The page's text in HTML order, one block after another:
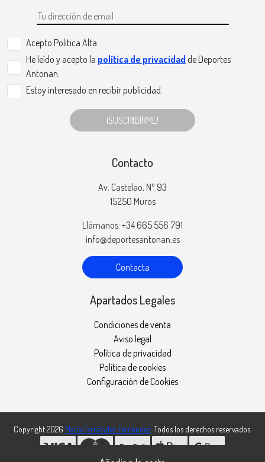
Acepto Politica Alta
He leído y acepto la política de privacidad de Deportes
Antonan.
Estoy interesado en recibir publicidad.
¡SUSCRIBIRME!
Contacto
Av. Castelao, Nº 93
15250 Muros
Llámanos: +34 665 556 791
info@deportesantonan.es
Contacta
Apartados Legales
Condiciones de venta
Aviso legal
Política de privacidad
Política de cookies
Configuración de Cookies
Copyright 2026 María Fernández Fernández . Todos los derechos reservados.